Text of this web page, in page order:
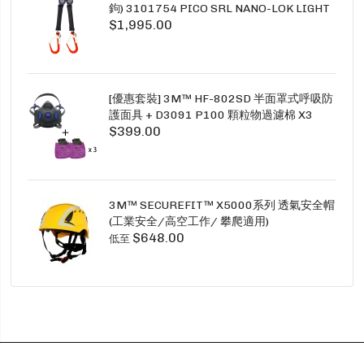
鉤) 3101754 PICO SRL NANO-LOK LIGHT
1.5M TWINS
$1,995.00
[優惠套裝] 3M™ HF-802SD 半面罩式呼吸防
護面具 + D3091 P100 顆粒物過濾棉 X3
SECURE CLICK HF-802SD HF-800SD 系列
$399.00
3M™ SECUREFIT™ X5000系列 透氣安全帽
(工業安全/高空工作/ 攀爬適用)
低至 $648.00